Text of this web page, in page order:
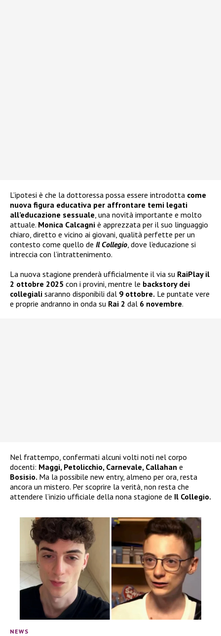
L’ipotesi è che la dottoressa possa essere introdotta come
nuova figura educativa per affrontare temi legati
all’educazione sessuale, una novità importante e molto
attuale. Monica Calcagni è apprezzata per il suo linguaggio
chiaro, diretto e vicino ai giovani, qualità perfette per un
contesto come quello de Il Collegio, dove l’educazione si
intreccia con l’intrattenimento.
La nuova stagione prenderà ufficialmente il via su RaiPlay il
2 ottobre 2025 con i provini, mentre le backstory dei
collegiali saranno disponibili dal 9 ottobre. Le puntate vere
e proprie andranno in onda su Rai 2 dal 6 novembre.
Nel frattempo, confermati alcuni volti noti nel corpo
docenti: Maggi, Petolicchio, Carnevale, Callahan e
Bosisio. Ma la possibile new entry, almeno per ora, resta
ancora un mistero. Per scoprire la verità, non resta che
attendere l’inizio ufficiale della nona stagione de Il Collegio.
NEWS